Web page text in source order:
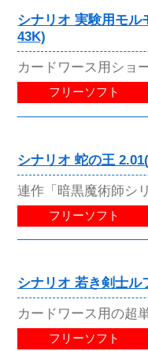
シナリオ 実験用モル
43K)
カードワース用ショ
フリーソフト
シナリオ 蛇の王
連作「暗黒魔術師シ
フリーソフト
シナリオ 若き剣士ル
カードワース用の超
フリーソフト